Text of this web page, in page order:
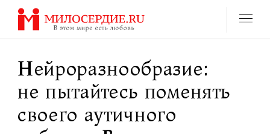
Перейти
содержанию
Нейроразнообразие:
не пытайтесь поменять
своего аутичного